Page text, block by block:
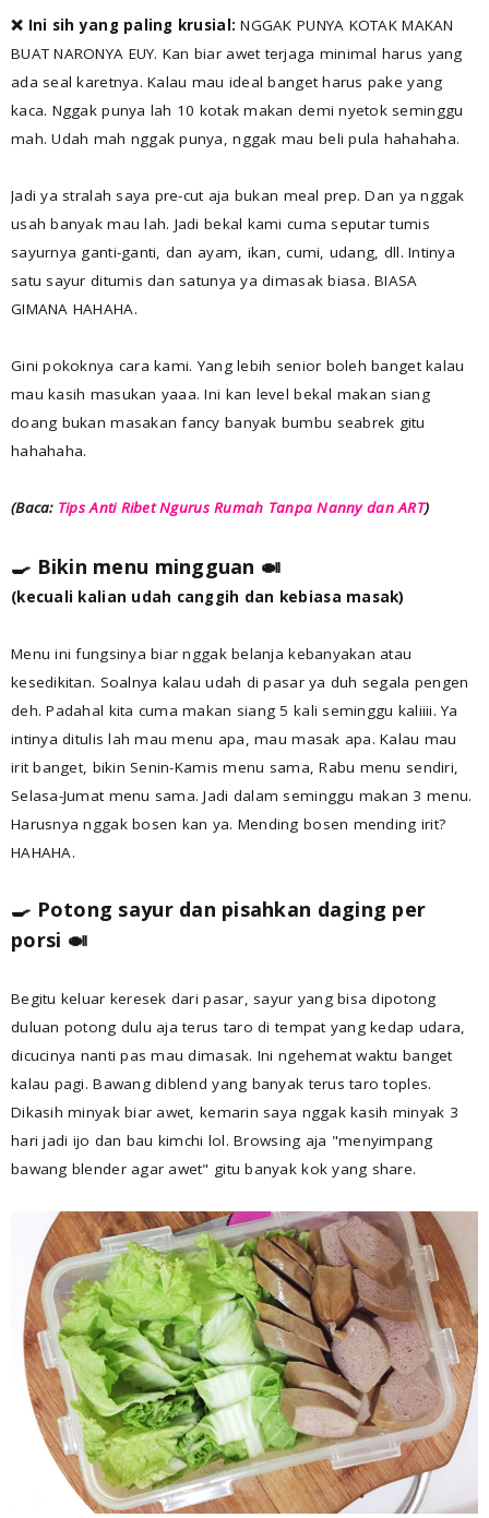
❌ Ini sih yang paling krusial: NGGAK PUNYA KOTAK MAKAN
BUAT NARONYA EUY. Kan biar awet terjaga minimal harus yang
ada seal karetnya. Kalau mau ideal banget harus pake yang
kaca. Nggak punya lah 10 kotak makan demi nyetok seminggu
mah. Udah mah nggak punya, nggak mau beli pula hahahaha.
Jadi ya stralah saya pre-cut aja bukan meal prep. Dan ya nggak
usah banyak mau lah. Jadi bekal kami cuma seputar tumis
sayurnya ganti-ganti, dan ayam, ikan, cumi, udang, dll. Intinya
satu sayur ditumis dan satunya ya dimasak biasa. BIASA
GIMANA HAHAHA.
Gini pokoknya cara kami. Yang lebih senior boleh banget kalau
mau kasih masukan yaaa. Ini kan level bekal makan siang
doang bukan masakan fancy banyak bumbu seabrek gitu
hahahaha.
(Baca: Tips Anti Ribet Ngurus Rumah Tanpa Nanny dan ART)
🍳 Bikin menu mingguan 🍛
(kecuali kalian udah canggih dan kebiasa masak)
Menu ini fungsinya biar nggak belanja kebanyakan atau
kesedikitan. Soalnya kalau udah di pasar ya duh segala pengen
deh. Padahal kita cuma makan siang 5 kali seminggu kaliiii. Ya
intinya ditulis lah mau menu apa, mau masak apa. Kalau mau
irit banget, bikin Senin-Kamis menu sama, Rabu menu sendiri,
Selasa-Jumat menu sama. Jadi dalam seminggu makan 3 menu.
Harusnya nggak bosen kan ya. Mending bosen mending irit?
HAHAHA.
🍳 Potong sayur dan pisahkan daging per
porsi 🍛
Begitu keluar keresek dari pasar, sayur yang bisa dipotong
duluan potong dulu aja terus taro di tempat yang kedap udara,
dicucinya nanti pas mau dimasak. Ini ngehemat waktu banget
kalau pagi. Bawang diblend yang banyak terus taro toples.
Dikasih minyak biar awet, kemarin saya nggak kasih minyak 3
hari jadi ijo dan bau kimchi lol. Browsing aja "menyimpang
bawang blender agar awet" gitu banyak kok yang share.